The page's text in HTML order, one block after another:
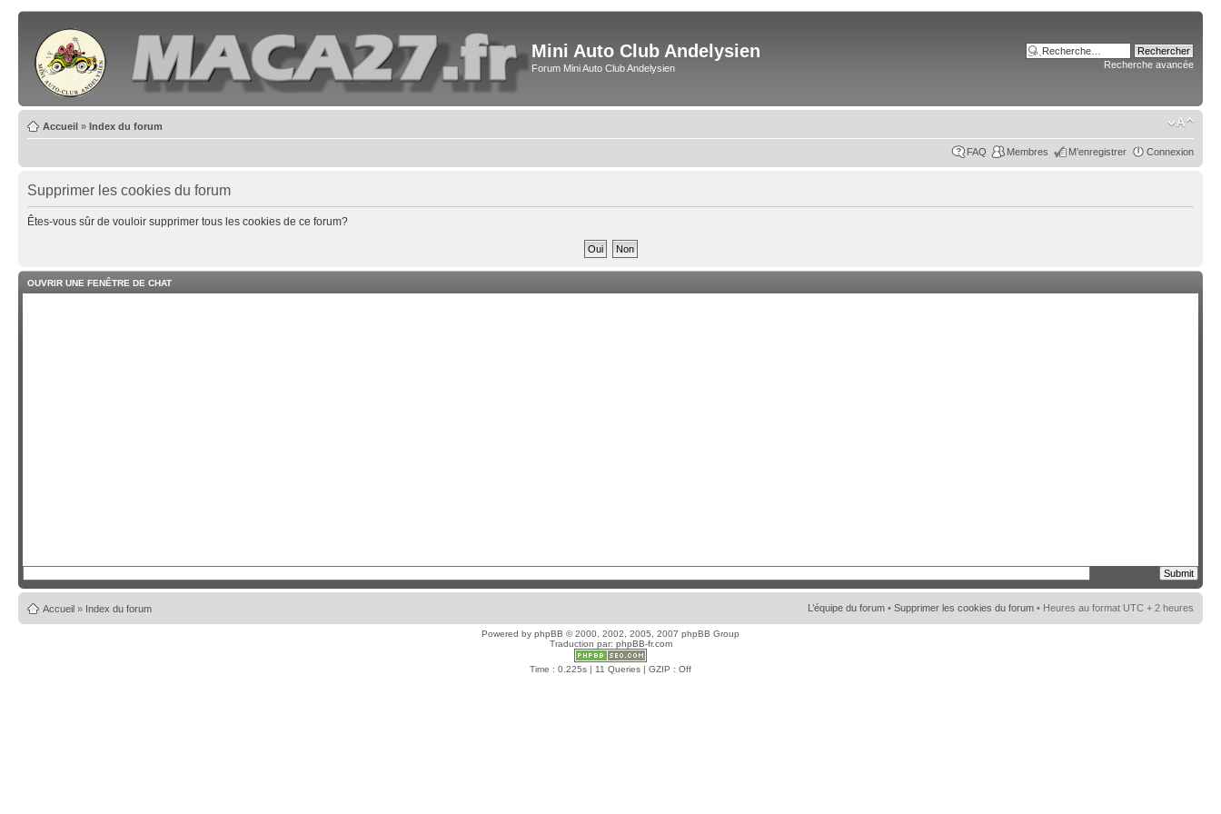
Mini Auto Club Andelysien
Forum Mini Auto Club Andelysien Recherche avancée
Accueil » Index du forum
FAQ Membres M’enregistrer Connexion
Supprimer les cookies du forum
Êtes-vous sûr de vouloir supprimer tous les cookies de ce forum?
OUVRIR UNE FENÊTRE DE CHAT
Accueil » Index du forum L’équipe du forum • Supprimer les cookies du forum • Heures au format UTC + 2 heures
Powered by phpBB © 2000, 2002, 2005, 2007 phpBB Group
Traduction par: phpBB-fr.com
Time : 0.225s | 11 Queries | GZIP : Off